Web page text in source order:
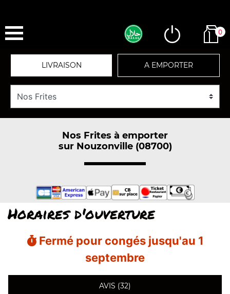
0
LIVRAISON A EMPORTER
Nos Frites à emporter
sur Nouzonville (08700)
Horaires d'ouverture
Fermé pour congés jusqu'au 1
septembre
AVIS (32)